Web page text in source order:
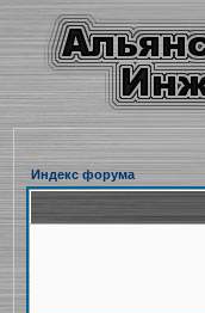
Индекс форума